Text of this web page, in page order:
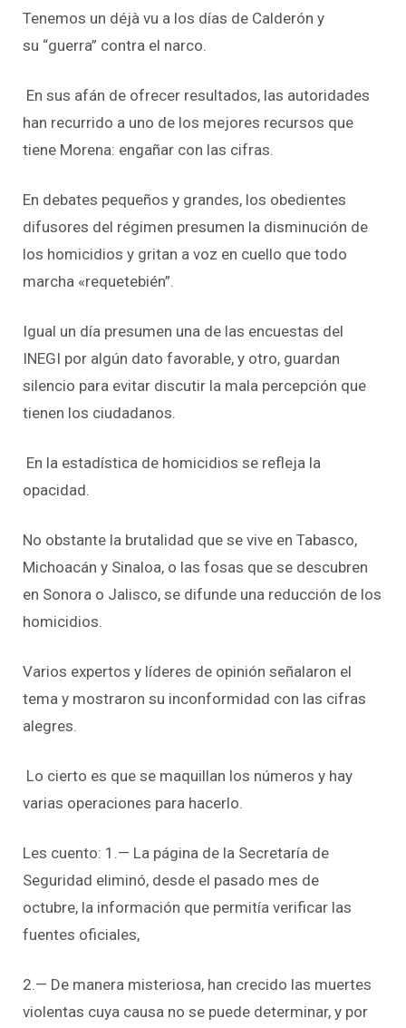
Tenemos un déjà vu a los días de Calderón y
su “guerra” contra el narco.
En sus afán de ofrecer resultados, las autoridades
han recurrido a uno de los mejores recursos que
tiene Morena: engañar con las cifras.
En debates pequeños y grandes, los obedientes
difusores del régimen presumen la disminución de
los homicidios y gritan a voz en cuello que todo
marcha «requetebién”.
Igual un día presumen una de las encuestas del
INEGI por algún dato favorable, y otro, guardan
silencio para evitar discutir la mala percepción que
tienen los ciudadanos.
En la estadística de homicidios se refleja la
opacidad.
No obstante la brutalidad que se vive en Tabasco,
Michoacán y Sinaloa, o las fosas que se descubren
en Sonora o Jalisco, se difunde una reducción de los
homicidios.
Varios expertos y líderes de opinión señalaron el
tema y mostraron su inconformidad con las cifras
alegres.
Lo cierto es que se maquillan los números y hay
varias operaciones para hacerlo.
Les cuento: 1.— La página de la Secretaría de
Seguridad eliminó, desde el pasado mes de
octubre, la información que permitía verificar las
fuentes oficiales,
2.— De manera misteriosa, han crecido las muertes
violentas cuya causa no se puede determinar, y por